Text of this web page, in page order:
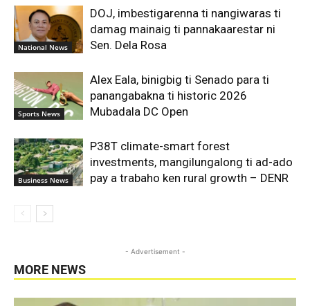
National News
DOJ, imbestigarenna ti nangiwaras ti
damag mainaig ti pannakaarestar ni
Sen. Dela Rosa
Sports News
Alex Eala, binigbig ti Senado para ti
panangabakna ti historic 2026
Mubadala DC Open
Business News
P38T climate-smart forest
investments, mangilungalong ti ad-ado
pay a trabaho ken rural growth – DENR
- Advertisement -
MORE NEWS